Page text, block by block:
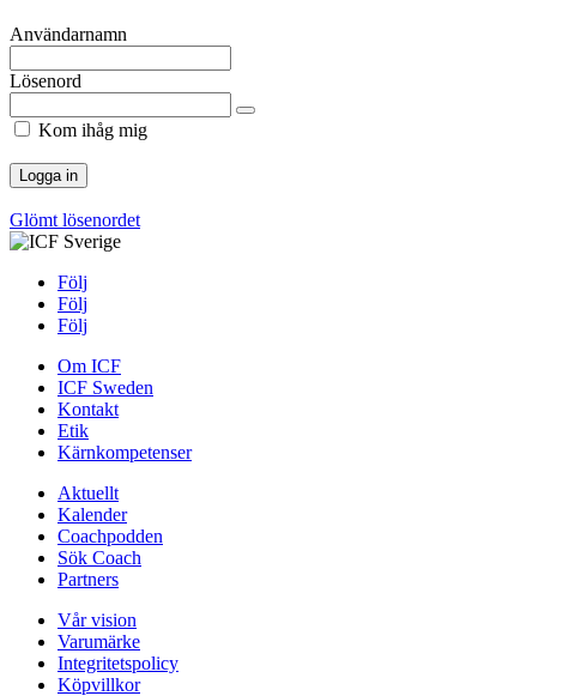
Användarnamn
Lösenord
Kom ihåg mig
Glömt lösenordet
Följ
Följ
Följ
Om ICF
ICF Sweden
Kontakt
Etik
Kärnkompetenser
Aktuellt
Kalender
Coachpodden
Sök Coach
Partners
Vår vision
Varumärke
Integritetspolicy
Köpvillkor